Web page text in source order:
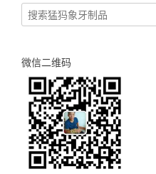
冰
料
微信二维码